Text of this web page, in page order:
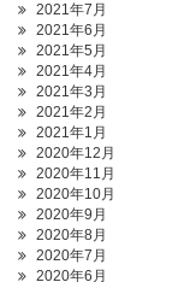
2021年7月
2021年6月
2021年5月
2021年4月
2021年3月
2021年2月
2021年1月
2020年12月
2020年11月
2020年10月
2020年9月
2020年8月
2020年7月
2020年6月